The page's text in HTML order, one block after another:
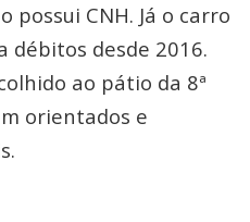
possui CNH. Já o carro
débitos desde 2016.
ao pátio da 8ª
orientados e